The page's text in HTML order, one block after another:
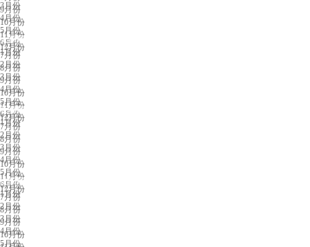
9月份
10月份
11月份
12月份
3月份
4月份
5月份
6月份
7月份
8月份
9月份
10月份
11月份
12月份
太原展会排期
1月份
2月份
3月份
4月份
5月份
6月份
7月份
8月份
9月份
10月份
11月份
12月份
长春展会排期
1月份
2月份
3月份
4月份
5月份
6月份
7月份
8月份
9月份
10月份
沈阳展会排期
1月份
2月份
3月份
4月份
5月份